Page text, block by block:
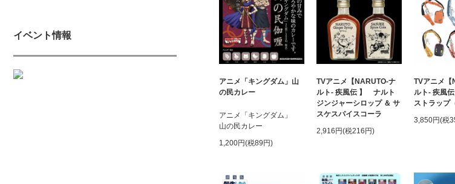
イベント情報
アニメ「キングダム」山
の民カレー
アニメ「キングダム」
山の民カレー
1,200円(税89円)
TVアニメ【NARUTO-ナ
ルト- 疾風伝 】 ナルト
ジンジャーシロップ ＆ サ
スケスパイスコーラ
2,916円(税216円)
TVアニメ【
ルト- 疾風
ストラップ
3,850円(税